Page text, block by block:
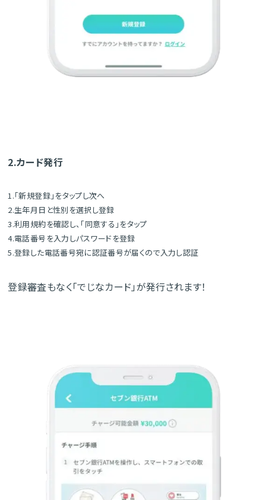
2.カード発行
1.「新規登録」をタップし次へ
2.生年月日と性別を選択し登録
3.利用規約を確認し、「同意する」をタップ
4.電話番号を入力しパスワードを登録
5.登録した電話番号宛に認証番号が届くので入力し認証
登録審査もなく「でじなカード」が発行されます！